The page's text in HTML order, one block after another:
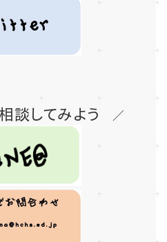
談してみよう ／